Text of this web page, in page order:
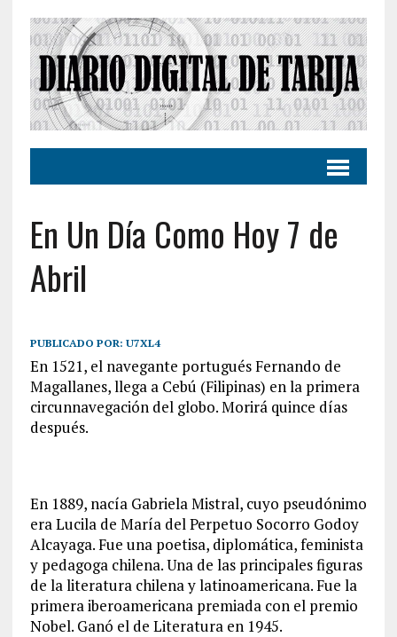
En Un Día Como Hoy 7 de
Abril
PUBLICADO POR: U7XL4
En 1521, el navegante portugués Fernando de
Magallanes, llega a Cebú (Filipinas) en la primera
circunnavegación del globo. Morirá quince días
después.
En 1889, nacía Gabriela Mistral, cuyo pseudónimo
era Lucila de María del Perpetuo Socorro Godoy
Alcayaga. Fue una poetisa, diplomática, feminista
y pedagoga chilena. Una de las principales figuras
de la literatura chilena y latinoamericana. Fue la
primera iberoamericana premiada con el premio
Nobel. Ganó el de Literatura en 1945.